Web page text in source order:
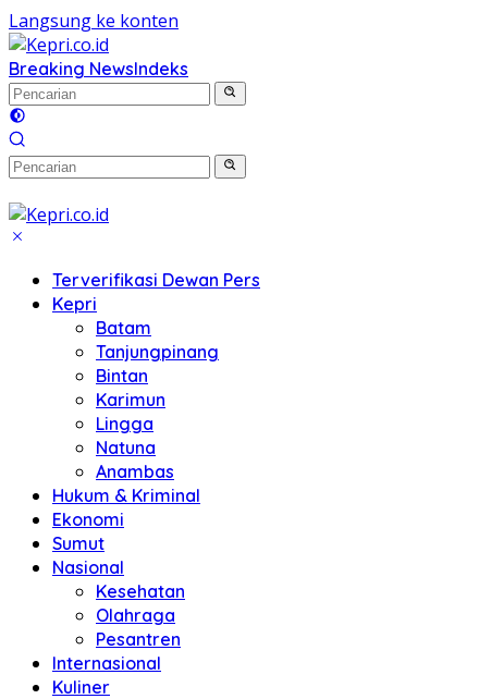
Langsung ke konten
Breaking NewsIndeks
Terverifikasi Dewan Pers
Kepri
Batam
Tanjungpinang
Bintan
Karimun
Lingga
Natuna
Anambas
Hukum & Kriminal
Ekonomi
Sumut
Nasional
Kesehatan
Olahraga
Pesantren
Internasional
Kuliner